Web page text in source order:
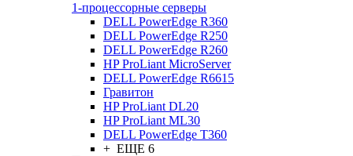
1-процессорные серверы
DELL PowerEdge R360
DELL PowerEdge R250
DELL PowerEdge R260
HP ProLiant MicroServer
DELL PowerEdge R6615
Гравитон
HP ProLiant DL20
HP ProLiant ML30
DELL PowerEdge T360
+ ЕЩЕ 6